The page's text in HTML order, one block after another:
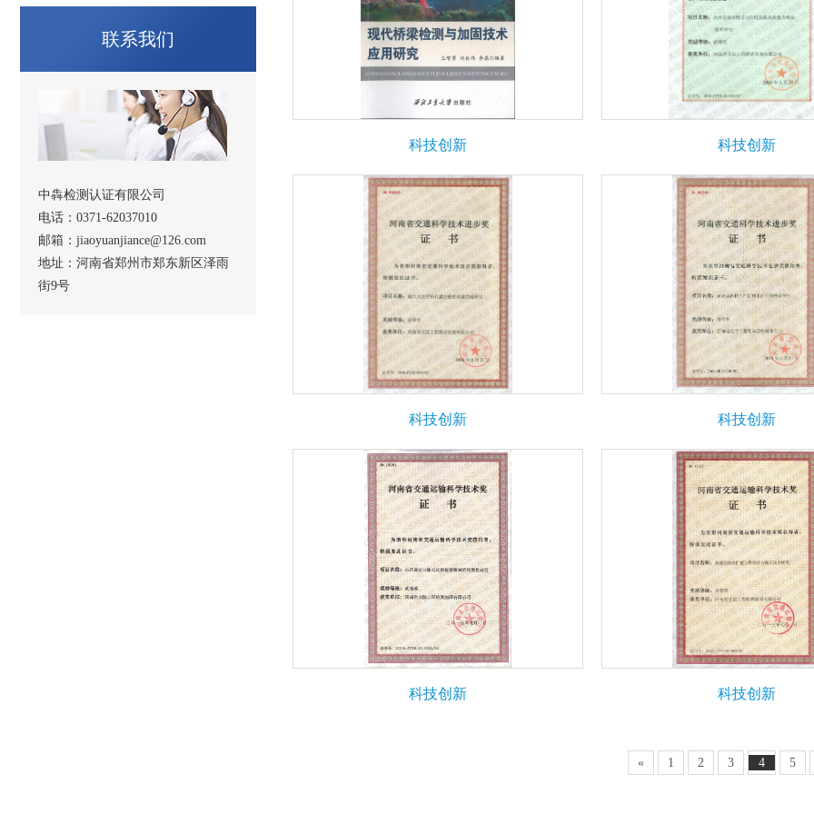
联系我们
中犇检测认证有限公司
电话：0371-62037010
邮箱：jiaoyuanjiance@126.com
地址：河南省郑州市郑东新区泽雨
街9号
科技创新 科技创新
科技创新 科技创新
科技创新 科技创新
« 1 2 3 4 5